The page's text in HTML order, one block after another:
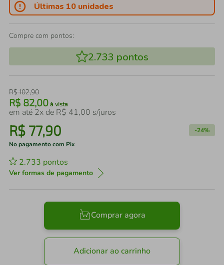
Últimas 10 unidades
Compre com pontos:
2.733 pontos
R$102,90
R$ 82,00 à vista
em até 2x de R$ 41,00 s/juros
R$ 77,90 -24%
No pagamento com Pix
2.733 pontos
Ver formas de pagamento
Comprar agora
Adicionar ao carrinho